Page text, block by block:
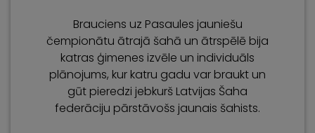
Brauciens uz Pasaules jauniešu
čempionātu ātrajā šahā un ātrspēlē bija
katras ģimenes izvēle un individuāls
plānojums, kur katru gadu var braukt un
gūt pieredzi jebkurš Latvijas Šaha
federāciju pārstāvošs jaunais šahists.